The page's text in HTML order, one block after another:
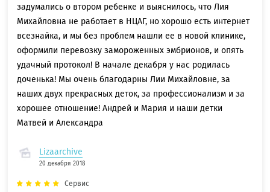
задумались о втором ребенке и выяснилось, что Лия
Михайловна не работает в НЦАГ, но хорошо есть интернет
всезнайка, и мы без проблем нашли ее в новой клинике,
оформили перевозку замороженных эмбрионов, и опять
удачный протокол! В начале декабря у нас родилась
доченька! Мы очень благодарны Лии Михайловне, за
наших двух прекрасных деток, за профессионализм и за
хорошее отношение! Андрей и Мария и наши детки
Матвей и Александра
Lizaarchive
20 декабря 2018
Сервис